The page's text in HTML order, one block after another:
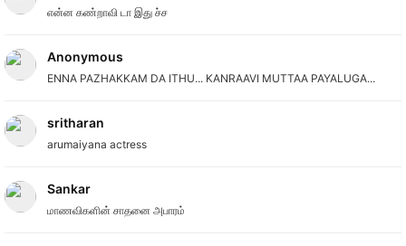
என்ன கண்றாவி டா இது ச்ச
Anonymous
ENNA PAZHAKKAM DA ITHU... KANRAAVI MUTTAA PAYALUGA...
sritharan
arumaiyana actress
Sankar
மாணவிகளின் சாதனை அபாரம்